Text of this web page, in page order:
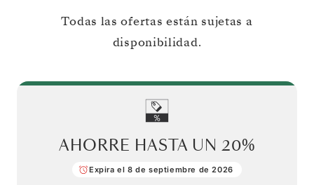
Todas las ofertas están sujetas a
disponibilidad.
AHORRE HASTA UN 20%
Expira el 8 de septiembre de 2026